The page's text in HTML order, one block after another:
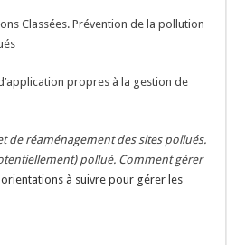
Classées. Prévention de la pollution
propres à la gestion de
de réaménagement des sites pollués.
pollué. Comment gérer
à suivre pour gérer les